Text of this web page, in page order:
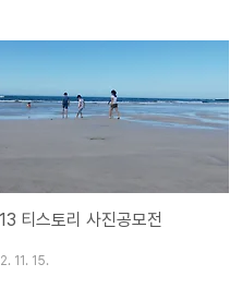
는데, 올해는 10명으로 구성되었습니다.
는 섬이라는 특수성을 가지고 있고 지
좁다보니 활동을 하게 된 기자단 면면이
기대되는 것은 물론이고요, 이렇게 구
홍보기자단은 앞으로 2년 동안 생생한
티스토리 사진공모전
11. 15.